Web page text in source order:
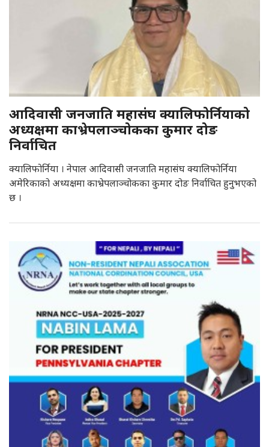
आदिवासी जनजाति महासंघ क्यालिफोर्नियाको
अध्यक्षमा काभ्रेपलाञ्चोकका कुमार दोङ
निर्वाचित
क्यालिफोर्निया । नेपाल आदिवासी जनजाति महासंघ क्यालिफोर्निया
अमेरिकाको अध्यक्षमा काभ्रेपलाञ्चोकका कुमार दोङ निर्वाचित हुनुभएको
छ ।